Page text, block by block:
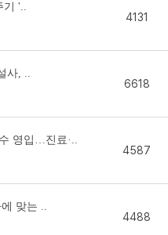
기 '..
4131
사, ..
6618
영입…진료·..
4587
맞는 ..
4488